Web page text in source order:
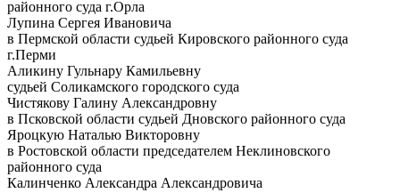
районного суда г.Орла
Лупина Сергея Ивановича
в Пермской области судьей Кировского районного суда
г.Перми
Аликину Гульнару Камильевну
судьей Соликамского городского суда
Чистякову Галину Александровну
в Псковской области судьей Дновского районного суда
Яроцкую Наталью Викторовну
в Ростовской области председателем Неклиновского
районного суда
Калинченко Александра Александровича